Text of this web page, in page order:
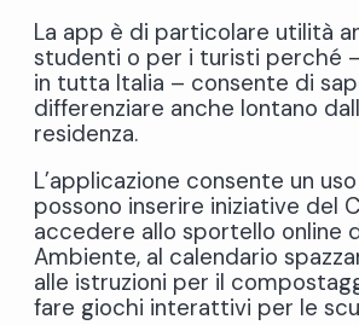
La app è di particolare utilità
studenti o per i turisti perché
in tutta Italia – consente di
differenziare anche lontano
residenza.
L’applicazione consente un
possono inserire iniziative del
accedere allo sportello online
Ambiente, al calendario
alle istruzioni per il
fare giochi interattivi per le